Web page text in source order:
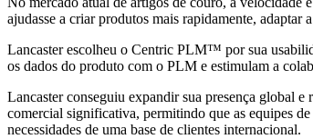
ajudasse a criar produtos mais rapidamente,
Lancaster escolheu o Centric PLM™ por sua
os dados do produto com o PLM e estimulam a
Lancaster conseguiu expandir sua presença global
comercial significativa, permitindo que as equipes
necessidades de uma base de clientes internacional.